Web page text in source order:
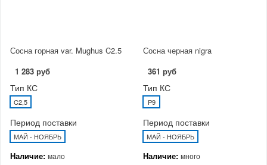
Сосна горная var. Mughus C2.5
1 283 руб
Тип КС
C2,5
Период поставки
МАЙ - НОЯБРЬ
Наличие: мало
Сосна черная nigra
361 руб
Тип КС
P9
Период поставки
МАЙ - НОЯБРЬ
Наличие: много